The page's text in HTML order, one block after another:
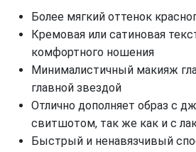
Более мягкий оттенок
Кремовая или сатиновая
комфортного ношения
Минималистичный макияж
главной звездой
Отлично дополняет образ с
свитшотом, так же как и с
Быстрый и ненавязчивый